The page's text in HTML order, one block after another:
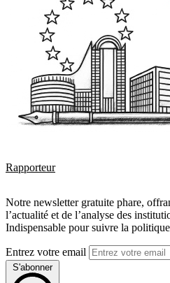
Rapporteur
Notre newsletter gratuite phare,
l’actualité et de l’analyse des
Indispensable pour suivre la
Entrez votre email
S'abonner